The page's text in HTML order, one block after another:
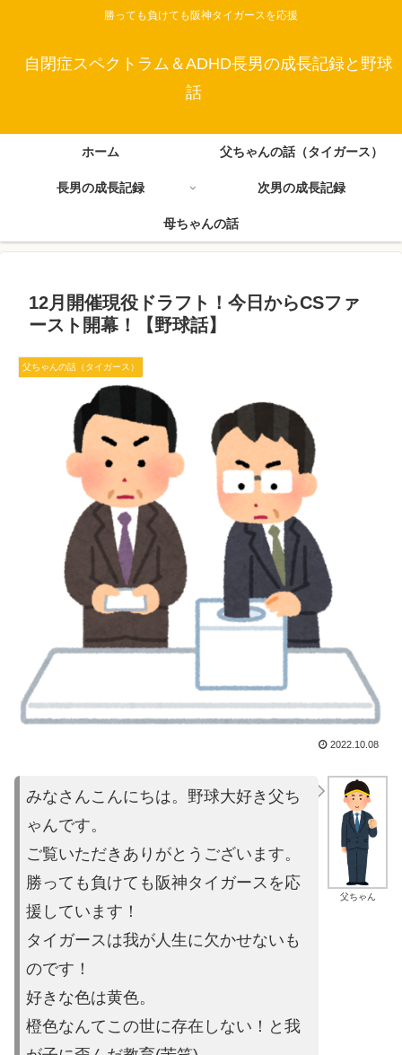
勝っても負けても阪神タイガースを応援
自閉症スペクトラム＆ADHD長男の成長記録と野球
話
ホーム 父ちゃんの話（タイガース）
長男の成長記録 次男の成長記録
母ちゃんの話
12月開催現役ドラフト！今日からCSファ
ースト開幕！【野球話】
父ちゃんの話（タイガース）
2022.10.08
父ちゃん
みなさんこんにちは。野球大好き父ち
ゃんです。
ご覧いただきあり がとうございます。
勝っても負けても阪神タイガースを応
援しています！
タイガースは我が人生に欠かせないも
のです！
好きな色は黄色。
橙色なんてこの世に存在しない！と我